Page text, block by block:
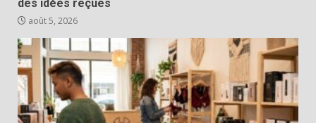
des idées reçues
août 5, 2026